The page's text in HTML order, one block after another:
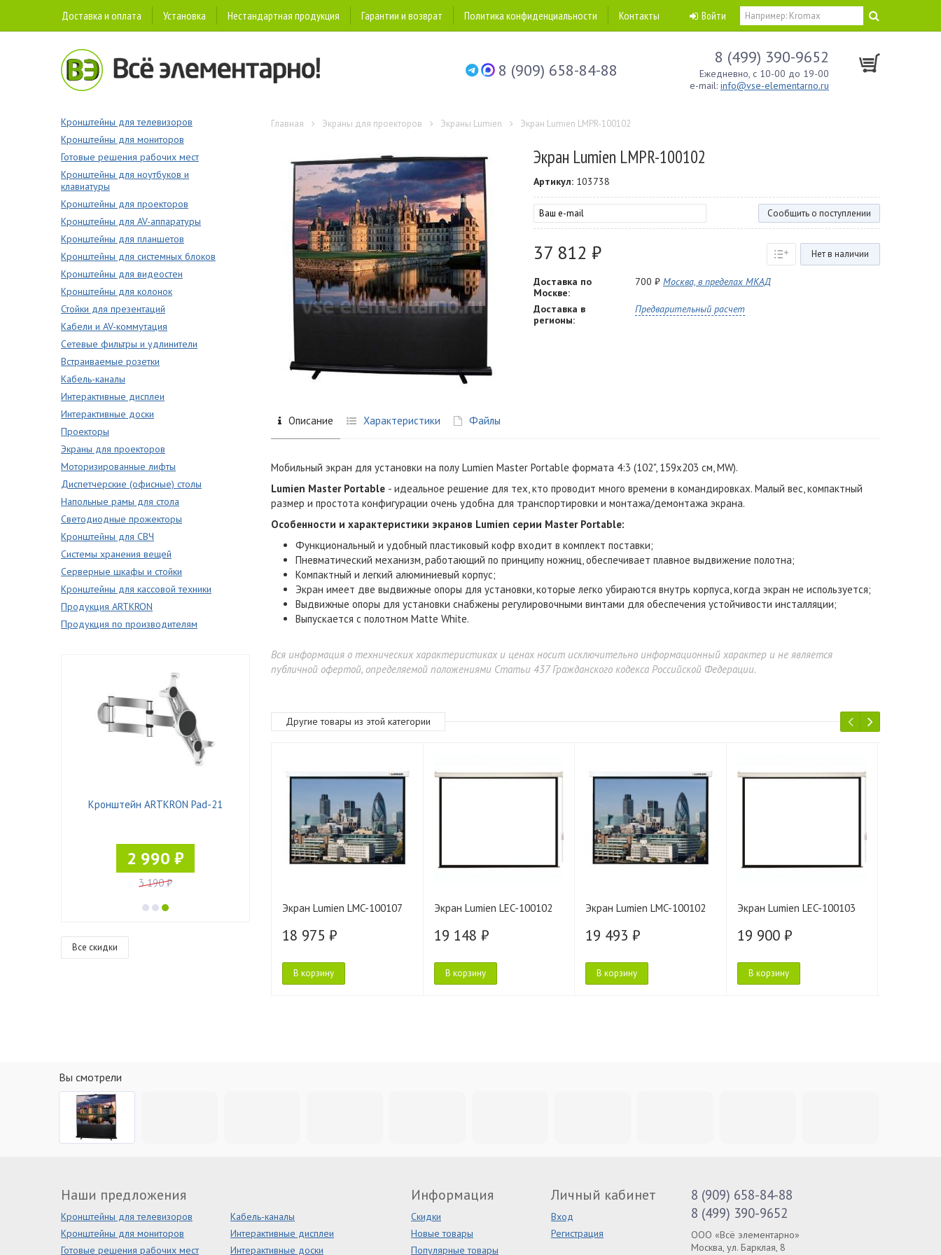
Доставка и оплата Установка Нестандартная продукция Гарантии и возврат Политика конфиденциальности Контакты Войти
8 (909) 658-84-88
8 (499) 390-9652
Ежедневно, с 10-00 до 19-00
e-mail: info@vse-elementarno.ru
Кронштейны для телевизоров
Кронштейны для мониторов
Готовые решения рабочих мест
Кронштейны для ноутбуков и
клавиатуры
Кронштейны для проекторов
Кронштейны для AV-аппаратуры
Кронштейны для планшетов
Кронштейны для системных блоков
Кронштейны для видеостен
Кронштейны для колонок
Стойки для презентаций
Кабели и AV-коммутация
Сетевые фильтры и удлинители
Встраиваемые розетки
Кабель-каналы
Интерактивные дисплеи
Интерактивные доски
Проекторы
Экраны для проекторов
Моторизированные лифты
Диспетчерские (офисные) столы
Напольные рамы для стола
Светодиодные прожекторы
Кронштейны для СВЧ
Системы хранения вещей
Серверные шкафы и стойки
Кронштейны для кассовой техники
Продукция ARTKRON
Продукция по производителям
Кронштейн ARTKRON Pad-21
2 990 ₽
3 190 ₽
Кронштейн ErgoFount RSST-4520/2
15 900 ₽
Все скидки
Главная Экраны для проекторов Экраны Lumien Экран Lumien LMPR-100102
Экран Lumien LMPR-100102
Артикул: 103738
Сообщить о поступлении
37 812 ₽ Нет в наличии
Доставка по
Москве:
700 ₽ Москва, в пределах МКАД
Доставка в
регионы:
Предварительный расчет
Описание Характеристики Файлы
Мобильный экран для установки на полу Lumien Master Portable формата 4:3 (102", 159x203 см, MW).
Lumien Master Portable - идеальное решение для тех, кто проводит много времени в командировках. Малый вес, компактный
размер и простота конфигурации очень удобна для транспортировки и монтажа/демонтажа экрана.
Особенности и характеристики экранов Lumien серии Master Portable:
Функциональный и удобный пластиковый кофр входит в комплект поставки;
Пневматический механизм, работающий по принципу ножниц, обеспечивает плавное выдвижение полотна;
Компактный и легкий алюминиевый корпус;
Экран имеет две выдвижные опоры для установки, которые легко убираются внутрь корпуса, когда экран не используется;
Выдвижные опоры для установки снабжены регулировочными винтами для обеспечения устойчивости инсталляции;
Выпускается с полотном Matte White.
Вся информация о технических характеристиках и ценах носит исключительно информационный характер и не является
публичной офертой, определяемой положениями Статьи 437 Гражданского кодекса Российской Федерации.
Другие товары из этой категории
Экран Lumien LMC-100107
18 975 ₽
В корзину
Экран Lumien LEC-100102
19 148 ₽
В корзину
Экран Lumien LMC-100102
19 493 ₽
В корзину
Экран Lumien LEC-100103
19 900 ₽
В корзину
Вы смотрели
Наши предложения
Кронштейны для телевизоров
Кронштейны для мониторов
Готовые решения рабочих мест
Кабель-каналы
Интерактивные дисплеи
Интерактивные доски
Информация
Скидки
Новые товары
Популярные товары
Личный кабинет
Вход
Регистрация
8 (909) 658-84-88
8 (499) 390-9652
ООО «Всё элементарно»
Москва, ул. Барклая, 8